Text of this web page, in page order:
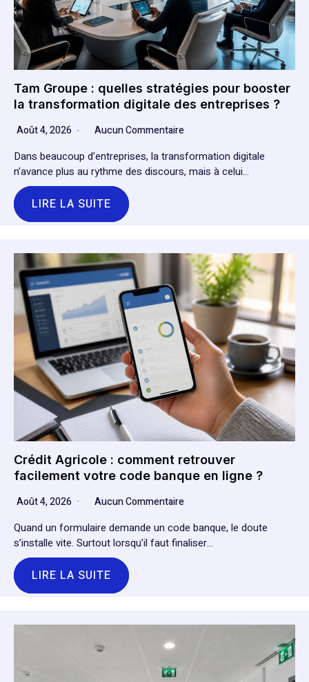
Tam Groupe : quelles stratégies pour booster
la transformation digitale des entreprises ?
Août 4, 2026
Aucun Commentaire
Dans beaucoup d’entreprises, la transformation digitale
n’avance plus au rythme des discours, mais à celui…
LIRE LA SUITE
Crédit Agricole : comment retrouver
facilement votre code banque en ligne ?
Août 4, 2026
Aucun Commentaire
Quand un formulaire demande un code banque, le doute
s’installe vite. Surtout lorsqu’il faut finaliser…
LIRE LA SUITE